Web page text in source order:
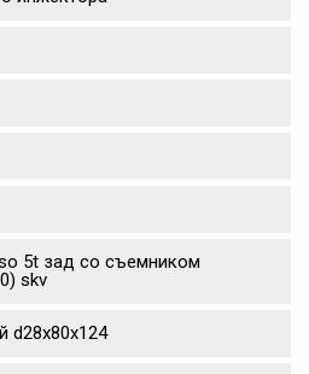
5t зад со съемником
skv
d28x80x124